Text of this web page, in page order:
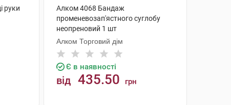
руки
Алком 4068 Бандаж
променевозап'ястного суглобу
неопреновий 1 шт
Алком Торговий дім
Є в наявності
від 435.50 грн